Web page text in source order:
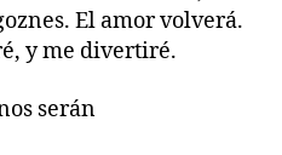
El amor volverá.
y me divertiré.
serán